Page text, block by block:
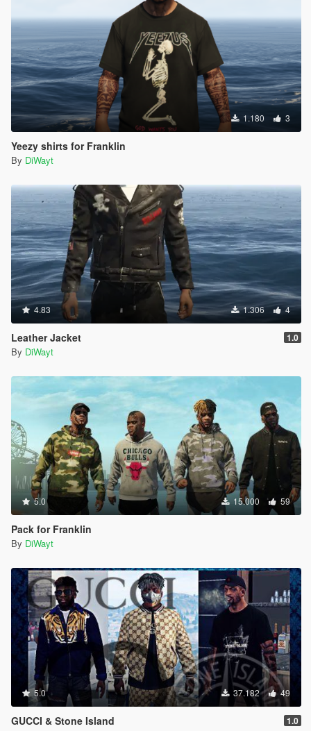
1.180 3
Yeezy shirts for Franklin
By DiWayt
4.83 1.306 4
Leather Jacket 1.0
By DiWayt
5.0 15.000 59
Pack for Franklin
By DiWayt
5.0 37.182 49
GUCCI & Stone Island 1.0